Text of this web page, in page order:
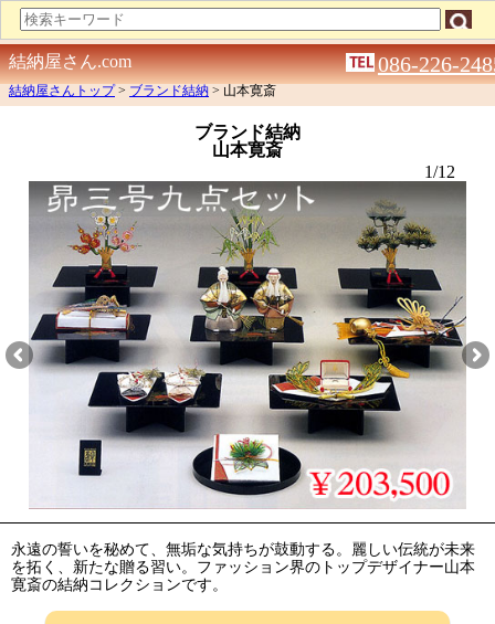
結納屋さん.com 086-226-
結納屋さんトップ> ブランド結納 > 山本寛斎
ブランド結納
山本寛斎
1/12
永遠の誓いを秘めて、無垢な気持ちが鼓動する。麗しい伝統が未来
を拓く、新たな贈る習い。ファッション界のトップデザイナー山本
寛斎の結納コレクションです。